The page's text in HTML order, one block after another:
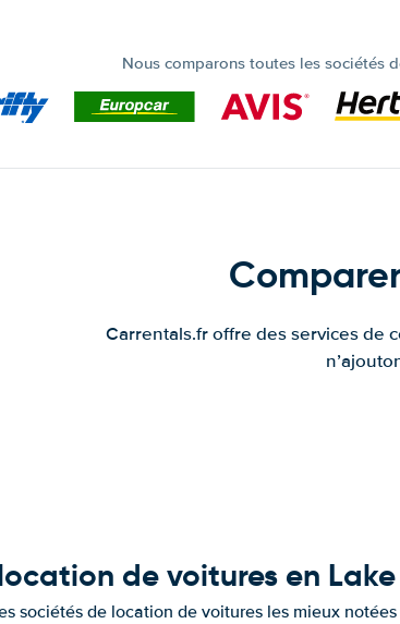
Nous comparons toutes les sociétés
Carrentals.fr offre des services de
de voitures en
sociétés de location de voitures les mieux